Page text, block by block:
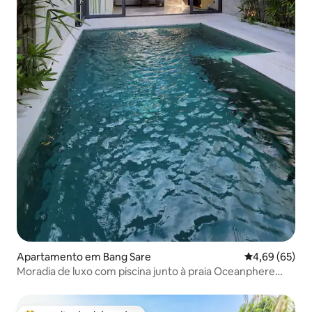
Apartamento em Bang Sare Classificação
4,69 (65)
Moradia de luxo com piscina junto à praia Oceanphere